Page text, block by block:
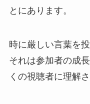
とにあります。
時に厳しい言葉を
それは参加者の成
くの視聴者に理解